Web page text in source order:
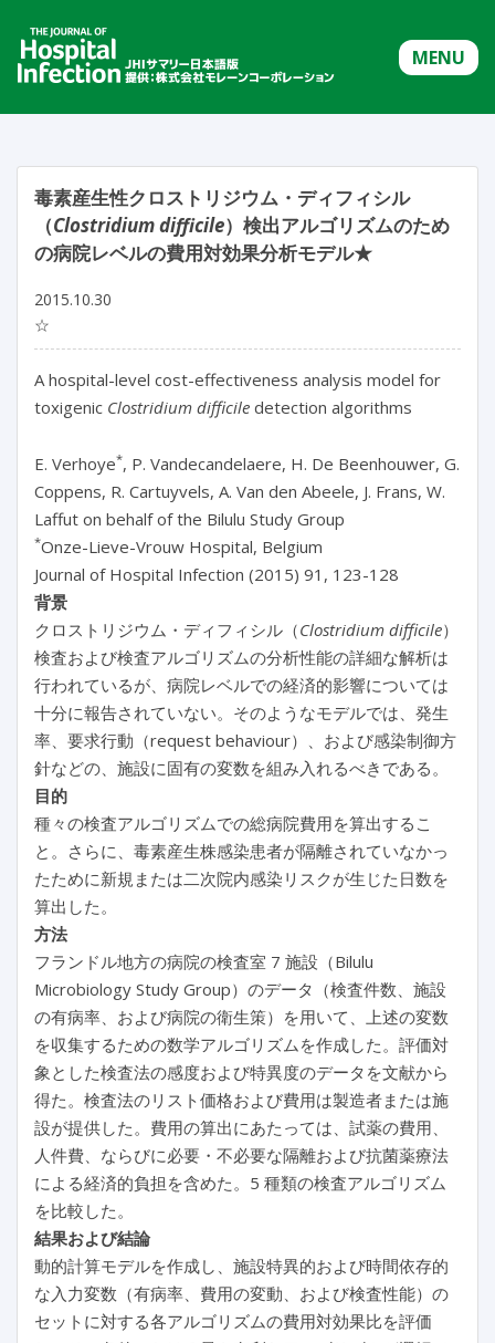
MENU
毒素産生性クロストリジウム・ディフィシル
（Clostridium difficile）検出アルゴリズムのため
の病院レベルの費用対効果分析モデル★
2015.10.30
☆
A hospital-level cost-effectiveness analysis model for
toxigenic Clostridium difficile detection algorithms
E. Verhoye*, P. Vandecandelaere, H. De Beenhouwer, G.
Coppens, R. Cartuyvels, A. Van den Abeele, J. Frans, W.
Laffut on behalf of the Bilulu Study Group
*Onze-Lieve-Vrouw Hospital, Belgium
Journal of Hospital Infection (2015) 91, 123-128
背景
クロストリジウム・ディフィシル（Clostridium difficile）
検査および検査アルゴリズムの分析性能の詳細な解析は
行われているが、病院レベルでの経済的影響については
十分に報告されていない。そのようなモデルでは、発生
率、要求行動（request behaviour）、および感染制御方
針などの、施設に固有の変数を組み入れるべきである。
目的
種々の検査アルゴリズムでの総病院費用を算出するこ
と。さらに、毒素産生株感染患者が隔離されていなかっ
たために新規または二次院内感染リスクが生じた日数を
算出した。
方法
フランドル地方の病院の検査室 7 施設（Bilulu
Microbiology Study Group）のデータ（検査件数、施設
の有病率、および病院の衛生策）を用いて、上述の変数
を収集するための数学アルゴリズムを作成した。評価対
象とした検査法の感度および特異度のデータを文献から
得た。検査法のリスト価格および費用は製造者または施
設が提供した。費用の算出にあたっては、試薬の費用、
人件費、ならびに必要・不必要な隔離および抗菌薬療法
による経済的負担を含めた。5 種類の検査アルゴリズム
を比較した。
結果および結論
動的計算モデルを作成し、施設特異的および時間依存的
な入力変数（有病率、費用の変動、および検査性能）の
セットに対する各アルゴリズムの費用対効果比を評価